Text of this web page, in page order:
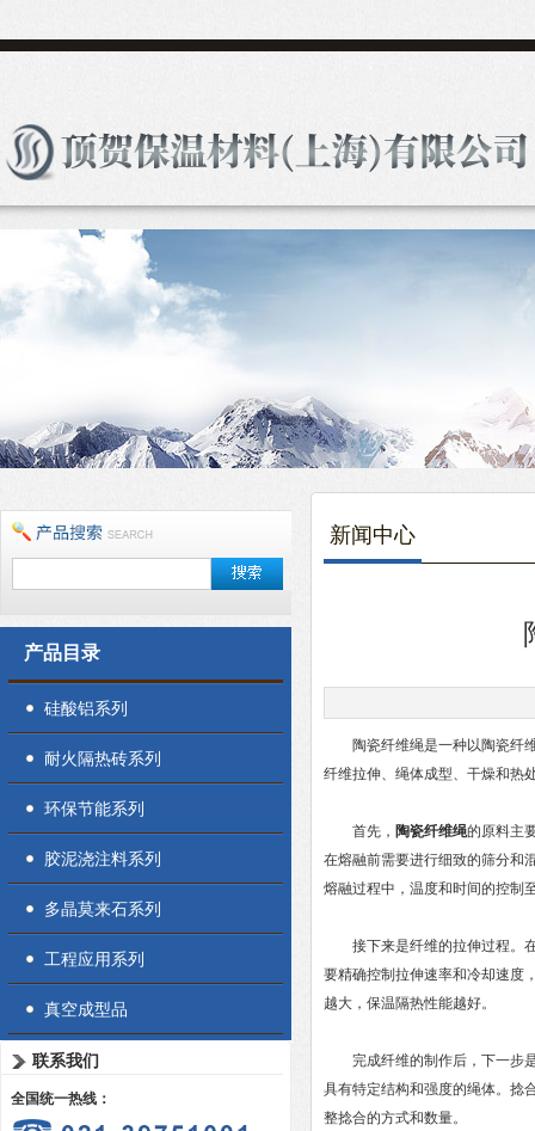
产品目录
硅酸铝系列
耐火隔热砖系列
环保节能系列
胶泥浇注料系列
多晶莫来石系列
工程应用系列
真空成型品
联系我们
全国统一热线：
新闻中心
陶瓷纤维绳是一种以陶瓷纤维
纤维拉伸、绳体成型、干燥和热
首先， 陶瓷纤维绳的原料主
在熔融前需要进行细致的筛分和
熔融过程中，温度和时间的控制
接下来是纤维的拉伸过程。在
要精确控制拉伸速率和冷却速度
越大，保温隔热性能越好。
完成纤维的制作后，下一步是
具有特定结构和强度的绳体。捻
整捻合的方式和数量。